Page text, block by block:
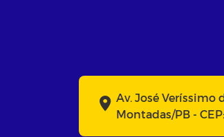
Av. José Veríssimo
Montadas/PB -